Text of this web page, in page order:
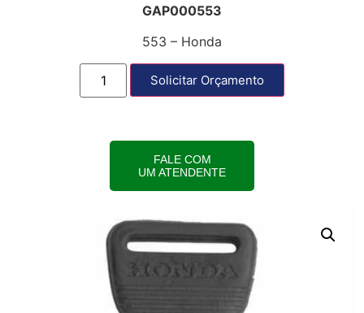
GAP000553
553 – Honda
Solicitar Orçamento
FALE COM
UM ATENDENTE